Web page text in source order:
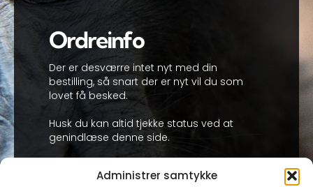
Administrer samtykke
Ordreinfo
Der er desværre intet nyt med din
bestilling, så snart der er nyt vil du som
lovet få besked.
Husk du kan altid tjekke status ved at
genindlæse denne side.